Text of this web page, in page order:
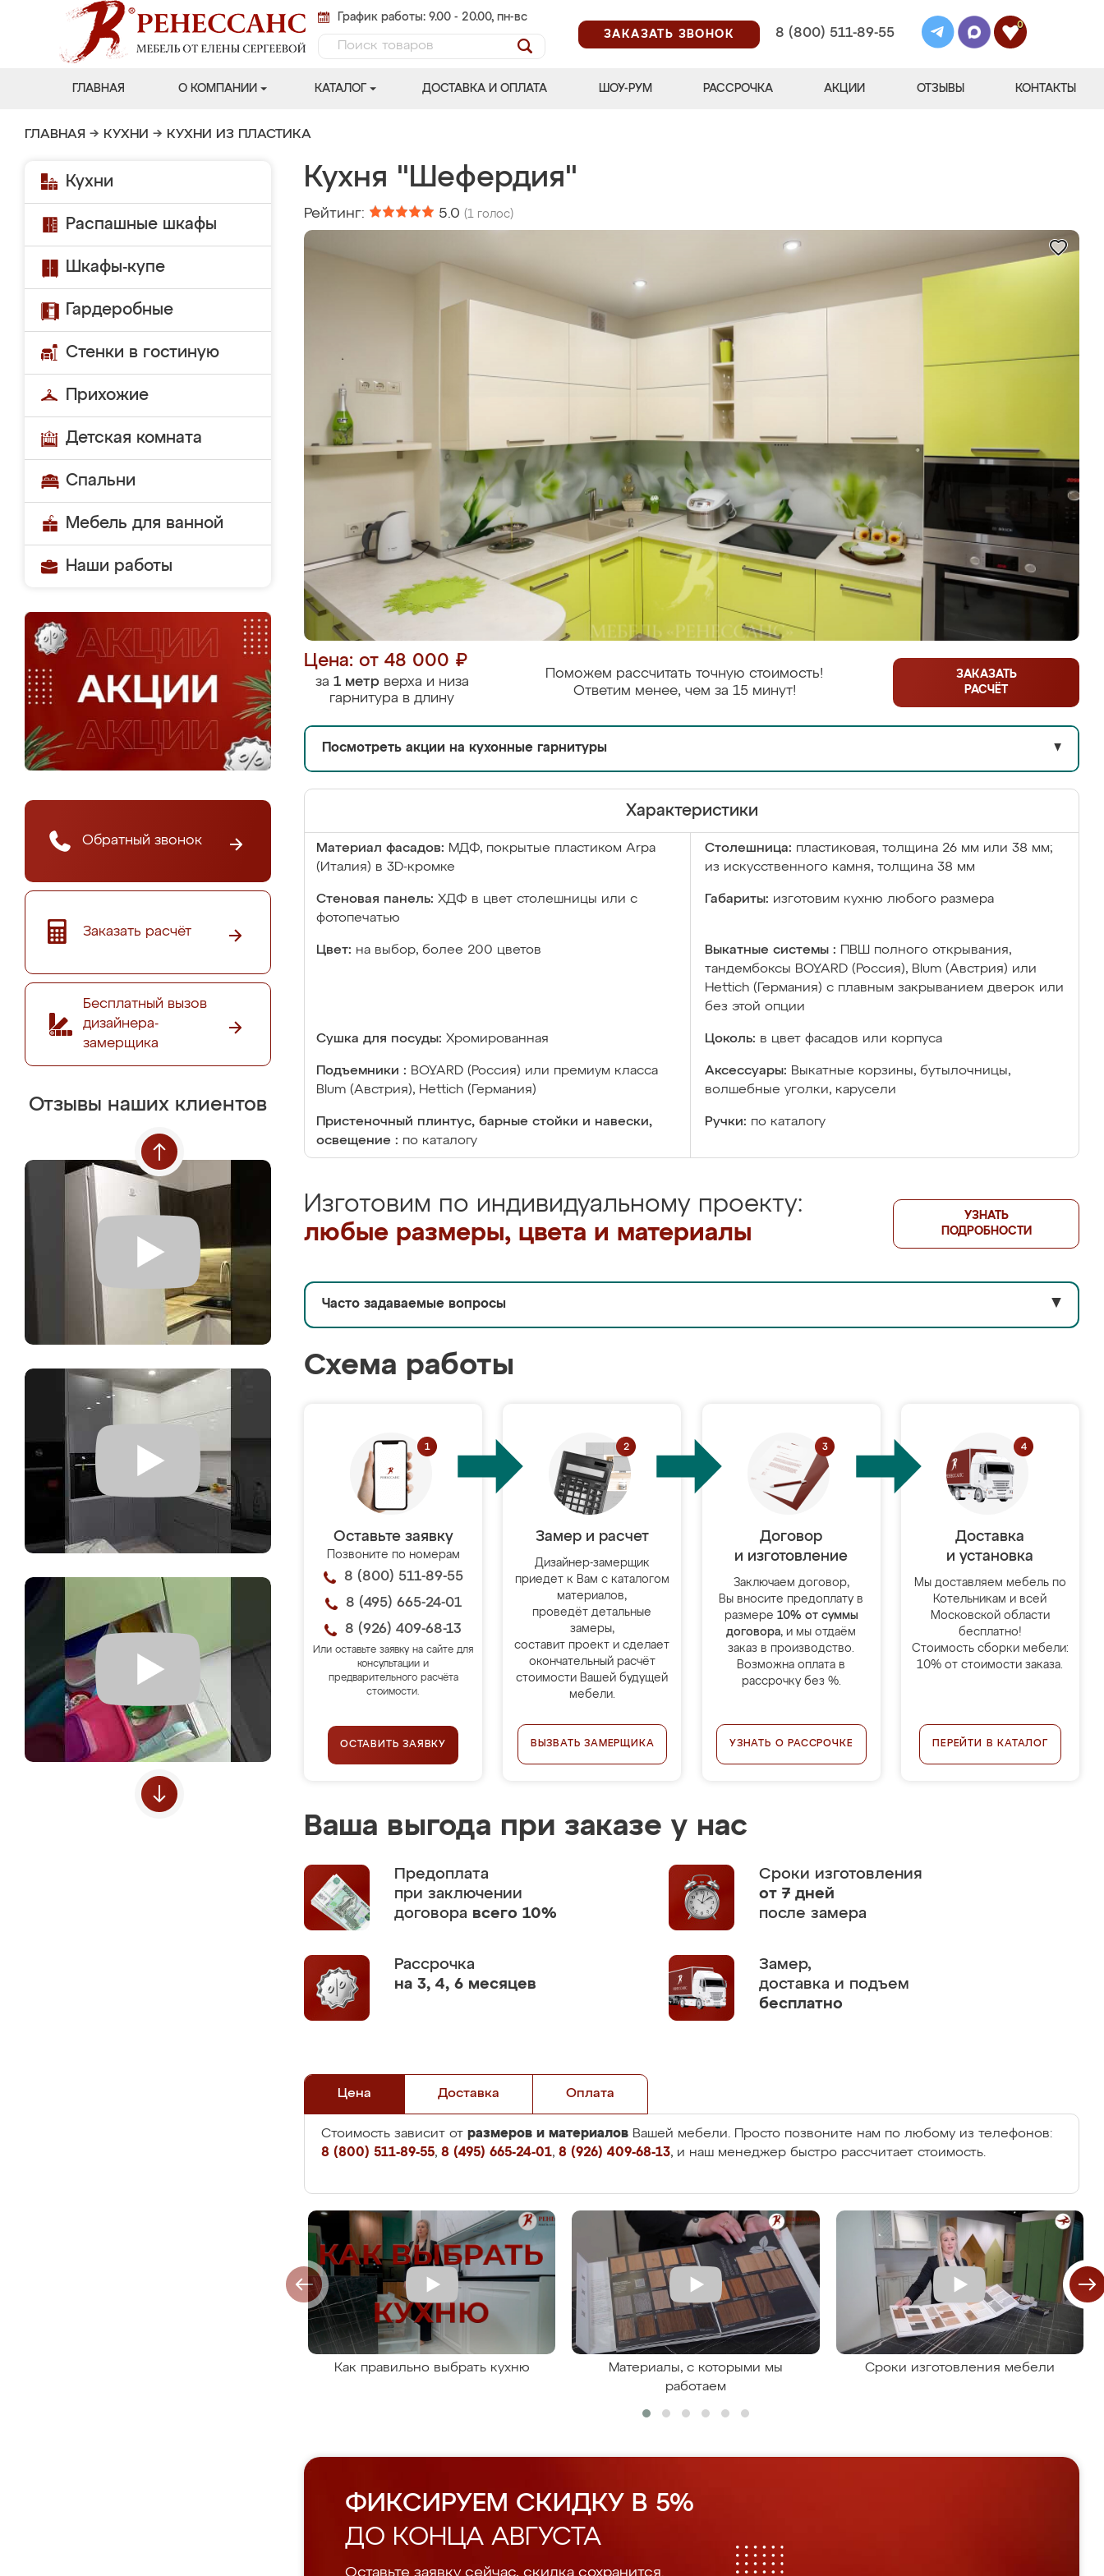
График работы: 9.00 - 20.00, пн-вс
ЗАКАЗАТЬ ЗВОНОК
8 (800) 511-89-55
0
ГЛАВНАЯ О КОМПАНИИ КАТАЛОГ ДОСТАВКА И ОПЛАТА ШОУ-РУМ РАССРОЧКА АКЦИИ ОТЗЫВЫ КОНТАКТЫ
ГЛАВНАЯ → КУХНИ → КУХНИ ИЗ ПЛАСТИКА
Кухни
Распашные шкафы
Шкафы-купе
Гардеробные
Стенки в гостиную
Прихожие
Детская комната
Спальни
Мебель для ванной
Наши работы
Обратный звонок
Заказать расчёт
Бесплатный вызов
дизайнера-
замерщика
Отзывы наших клиентов
Кухня "Шефердия"
Рейтинг: 5.0 (1 голос)
Цена: от 48 000 ₽
за 1 метрверха и низа
гарнитура в длину
Поможем рассчитать точную стоимость!
Ответим менее, чем за 15 минут!
ЗАКАЗАТЬ
РАСЧЁТ
Посмотреть акции на кухонные гарнитуры ▼
Характеристики
Материал фасадов: МДФ, покрытые пластиком Arpa
(Италия) в 3D-кромке
Столешница: пластиковая, толщина 26 мм или 38 мм;
из искусственного камня, толщина 38 мм
Стеновая панель: ХДФ в цвет столешницы или с
фотопечатью
Габариты: изготовим кухню любого размера
Цвет: на выбор, более 200 цветов Выкатные системы :
ПВШ полного открывания,
тандембоксы BOYARD (Россия), Blum (Австрия) или
Hettich (Германия) с плавным закрыванием дверок или
без этой опции
Сушка для посуды: Хромированная Цоколь: в цвет фасадов или корпуса
Подъемники : BOYARD (Россия) или премиум класса
Blum (Австрия), Hettich (Германия)
Аксессуары: Выкатные корзины, бутылочницы,
волшебные уголки, карусели
Пристеночный плинтус, барные стойки и навески,
освещение : по каталогу
Ручки: по каталогу
Изготовим по индивидуальному проекту:
любые размеры, цвета и материалы
УЗНАТЬ
ПОДРОБНОСТИ
Часто задаваемые вопросы ▼
Схема работы
Оставьте заявку
Позвоните по номерам
8 (800) 511-89-55
8 (495) 665-24-01
8 (926) 409-68-13
Или оставьте заявку на сайте для
консультации и
предварительного расчёта
стоимости.
ОСТАВИТЬ ЗАЯВКУ
Замер и расчет
Дизайнер-замерщик
приедет к Вам с каталогом
материалов,
проведёт детальные
замеры,
составит проект и сделает
окончательный расчёт
стоимости Вашей будущей
мебели.
ВЫЗВАТЬ ЗАМЕРЩИКА
Договор
и изготовление
Заключаем договор,
Вы вносите предоплату в
размере 10% от суммы
договора, и мы отдаём
заказ в производство.
Возможна оплата в
рассрочку без %.
УЗНАТЬ О РАССРОЧКЕ
Доставка
и установка
Мы доставляем мебель по
Котельникам и всей
Московской области
бесплатно!
Стоимость сборки мебели:
10% от стоимости заказа.
ПЕРЕЙТИ В КАТАЛОГ
Ваша выгода при заказе у нас
Предоплата
при заключении
договора всего 10%
Сроки изготовления
от 7 дней
после замера
Рассрочка
на 3, 4, 6 месяцев
Замер,
доставка и подъем
бесплатно
Цена Доставка Оплата
Стоимость зависит от размеров и материалов Вашей мебели. Просто позвоните нам по любому из телефонов:
8 (800) 511-89-55, 8 (495) 665-24-01, 8 (926) 409-68-13, и наш менеджер быстро рассчитает стоимость.
Как правильно выбрать кухню
Материалы, с которыми мы
работаем
Сроки изготовления мебели
ФИКСИРУЕМ СКИДКУ В 5%
ДО КОНЦА АВГУСТА
Оставьте заявку сейчас, скидка сохранится.